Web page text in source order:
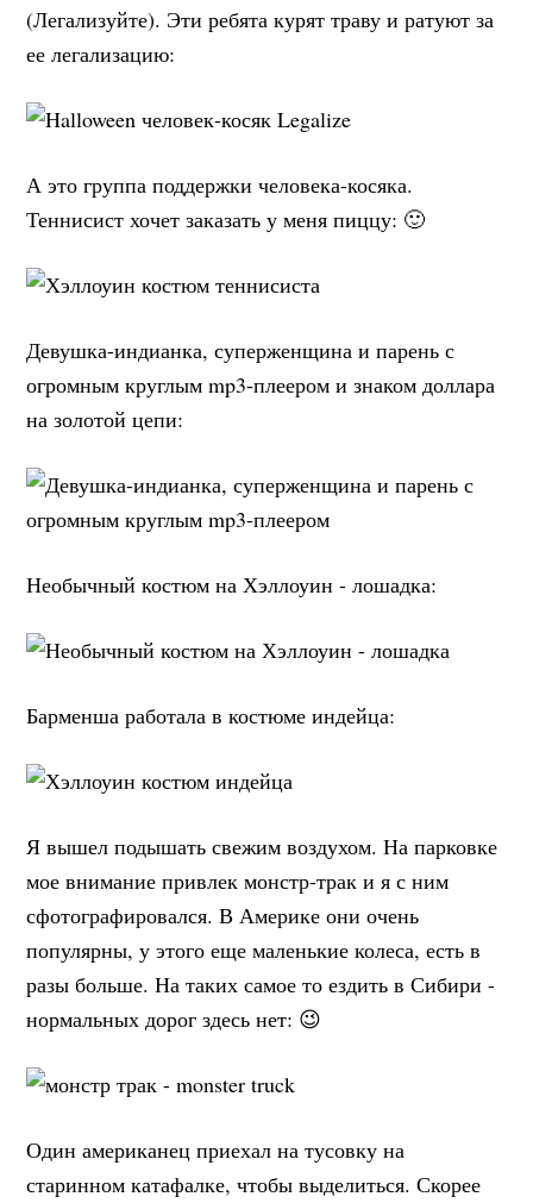
(Легализуйте). Эти ребята курят траву и ратуют за
ее легализацию:
А это группа поддержки человека-косяка.
Теннисист хочет заказать у меня пиццу: 🙂
Девушка-индианка, суперженщина и парень с
огромным круглым mp3-плеером и знаком доллара
на золотой цепи:
Необычный костюм на Хэллоуин - лошадка:
Барменша работала в костюме индейца:
Я вышел подышать свежим воздухом. На парковке
мое внимание привлек монстр-трак и я с ним
сфотографировался. В Америке они очень
популярны, у этого еще маленькие колеса, есть в
разы больше. На таких самое то ездить в Сибири -
нормальных дорог здесь нет: 😉
Один американец приехал на тусовку на
старинном катафалке, чтобы выделиться. Скорее